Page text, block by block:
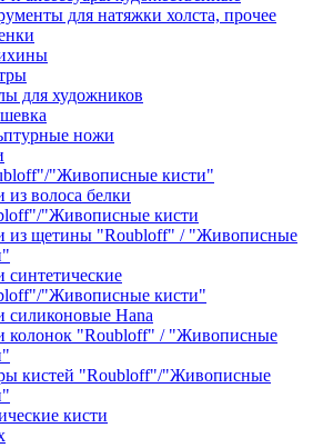
для натяжки холста, прочее
для художников
ножи
"Живописные кисти"
из волоса белки
"Живописные кисти
из щетины "Roubloff" / "Живописные
синтетические
"Живописные кисти"
силиконовые Hana
колонок "Roubloff" / "Живописные
кистей "Roubloff"/"Живописные
кисти